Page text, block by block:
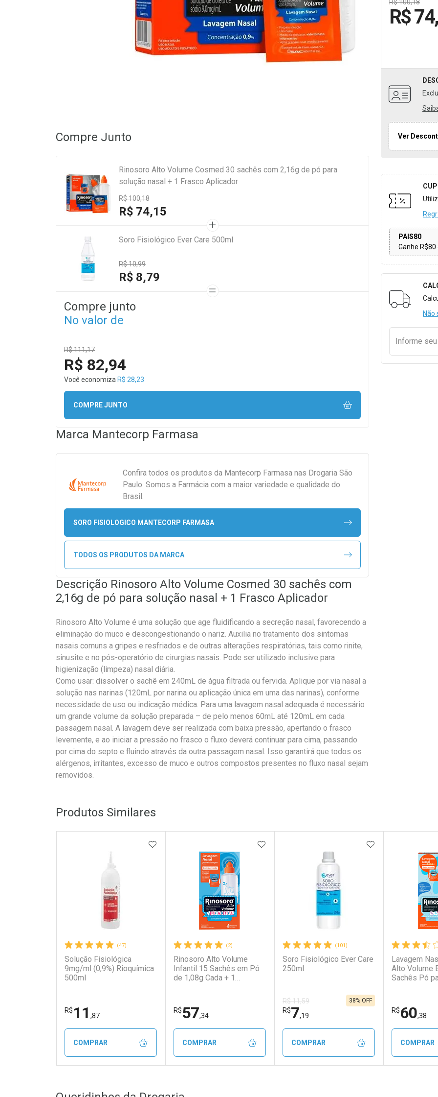
R$ 100,18
R$
Ver
PAIS80
Ganhe
Não
Informe seu
Compre Junto
Rinosoro Alto Volume Cosmed 30 sachês com 2,16g de pó para
solução nasal + 1 Frasco Aplicador
R$ 100,18
R$ 74,15
Soro Fisiológico Ever Care 500ml
R$ 10,99
R$ 8,79
Compre junto
No valor de
R$ 111,17
R$ 82,94
Você economiza R$ 28,23
COMPRE JUNTO
Marca Mantecorp Farmasa
Confira todos os produtos da Mantecorp Farmasa nas Drogaria São
Paulo. Somos a Farmácia com a maior variedade e qualidade do
Brasil.
SORO FISIOLOGICO MANTECORP FARMASA
TODOS OS PRODUTOS DA MARCA
Descrição Rinosoro Alto Volume Cosmed 30 sachês com
2,16g de pó para solução nasal + 1 Frasco Aplicador
Rinosoro Alto Volume é uma solução que age fluidificando a secreção nasal, favorecendo a
eliminação do muco e descongestionando o nariz. Auxilia no tratamento dos sintomas
nasais comuns a gripes e resfriados e de outras alterações respiratórias, tais como rinite,
sinusite e no pós-operatório de cirurgias nasais. Pode ser utilizado inclusive para
higienização (limpeza) nasal diária.
Como usar: dissolver o sachê em 240mL de água filtrada ou fervida. Aplique por via nasal a
solução nas narinas (120mL por narina ou aplicação única em uma das narinas), conforme
necessidade de uso ou indicação médica. Para uma lavagem nasal adequada é necessário
um grande volume da solução preparada – de pelo menos 60mL até 120mL em cada
passagem nasal. A lavagem deve ser realizada com baixa pressão, apertando o frasco
levemente, e ao iniciar a pressão no frasco o fluxo deverá continuar para cima, passando
por cima do septo e fluindo através da outra passagem nasal. Isso garantirá que todos os
alérgenos, irritantes, excesso de muco e outros compostos presentes no fluxo nasal sejam
removidos.
Produtos Similares
(47)
Solução Fisiológica
9mg/ml (0,9%) Rioquímica
500ml
R$11 ,87
ADICIONAR AOS FAVORITOS
COMPRAR
(2)
Rinosoro Alto Volume
Infantil 15 Sachês em Pó
de 1,08g Cada + 1
R$57,34
ADICIONAR AOS FAVORITOS
COMPRAR
(101)
Soro Fisiológico Ever Care
250ml
R$ 11,59
R$7,19
38% OFF
ADICIONAR AOS
COMPRAR
Lavagem
Alto Volume
Sachês Pó
R$60,38
COMPRAR